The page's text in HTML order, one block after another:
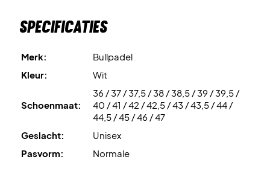
bovenwerk, die optimale ventilatie garandeert, zelfs
versterkt de neus van de schoen en
beschermt deze tegen slijtage.
Domineren op de padelbaan – koop vandaag nog jouw
Bullpadel padelschoenen!
Kleur: Wit met stijlvolle details.
Specificaties
Merk:
Bullpadel
Kleur:
Wit
Schoenmaat:
36 / 37 / 37,5 / 38 / 38,5 / 39 / 39,5 /
40 / 41 / 42 / 42,5 / 43 / 43,5 / 44 /
44,5 / 45 / 46 / 47
Geslacht:
Unisex
Pasvorm:
Normale